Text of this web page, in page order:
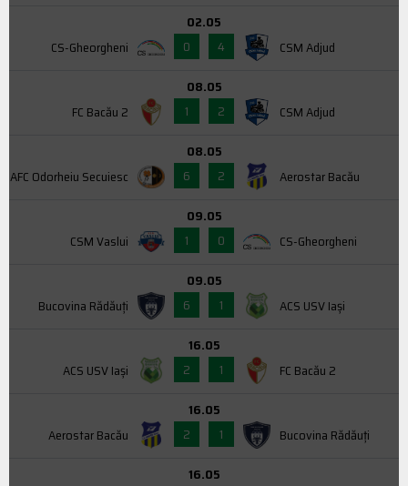
CS-Gheorgheni
02.05
0
4 CSM Adjud
FC Bacău 2
08.05
1
2 CSM Adjud
AFC Odorheiu Secuiesc
08.05
6
2 Aerostar Bacău
CSM Vaslui
09.05
1
0 CS-Gheorgheni
Bucovina Rădăuți
09.05
6
1 ACS USV Iaşi
ACS USV Iaşi
16.05
2
1 FC Bacău 2
Aerostar Bacău
16.05
2
1 Bucovina Rădăuți
16.05